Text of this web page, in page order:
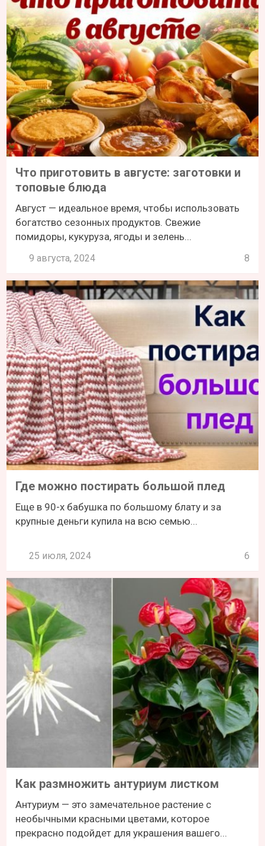
Что приготовить в августе: заготовки и
топовые блюда
Август — идеальное время, чтобы использовать
богатство сезонных продуктов. Свежие
помидоры, кукуруза, ягоды и зелень...
9 августа, 2024 8
Где можно постирать большой плед
Еще в 90-х бабушка по большому блату и за
крупные деньги купила на всю семью...
25 июля, 2024 6
Как размножить антуриум листком
Антуриум — это замечательное растение с
необычными красными цветами, которое
прекрасно подойдет для украшения вашего...